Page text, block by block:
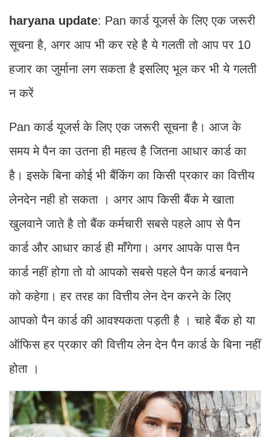
haryana update: Pan कार्ड यूजर्स के लिए एक जरूरी
सूचना है, अगर आप भी कर रहे है ये गलती तो आप पर 10
हजार का जुर्माना लग सकता है इसलिए भूल कर भी ये गलती
न करें
Pan कार्ड यूजर्स के लिए एक जरूरी सूचना है। आज के
समय मे पैन का उतना ही महत्व है जितना आधार कार्ड का
है। इसके बिना कोई भी बैंकिंग का किसी प्रकार का वित्तीय
लेनदेन नही हो सकता । अगर आप किसी बैंक मे खाता
खुलवाने जाते है तो बैंक कर्मचारी सबसे पहले आप से पैन
कार्ड और आधार कार्ड ही माँगेगा। अगर आपके पास पैन
कार्ड नहीं होगा तो वो आपको सबसे पहले पैन कार्ड बनवाने
को कहेगा। हर तरह का वित्तीय लेन देन करने के लिए
आपको पैन कार्ड की आवश्यकता पड़ती है । चाहे बैंक हो या
ऑफिस हर प्रकार की वित्तीय लेन देन पैन कार्ड के बिना नहीं
होता ।